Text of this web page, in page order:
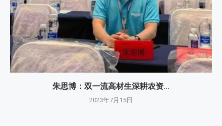
朱思博：双一流高材生深耕农资...
2023年7月15日